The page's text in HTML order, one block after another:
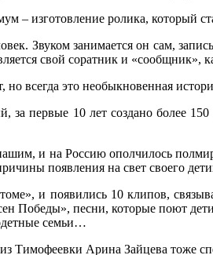
– изготовление ролика, который
Звуком занимается он сам,
свой соратник и «сообщник»,
но всегда это необыкновенная
за первые 10 лет создано более
и на Россию ополчилось
появления на свет своего
и появились 10 клипов,
Победы», песни, которые поют
семьи…
Тимофеевки Арина Зайцева тоже